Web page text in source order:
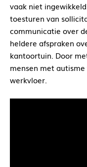
vaak niet
toesturen van
communicatie over
heldere afspraken
kantoortuin. Door
mensen met
werkvloer.